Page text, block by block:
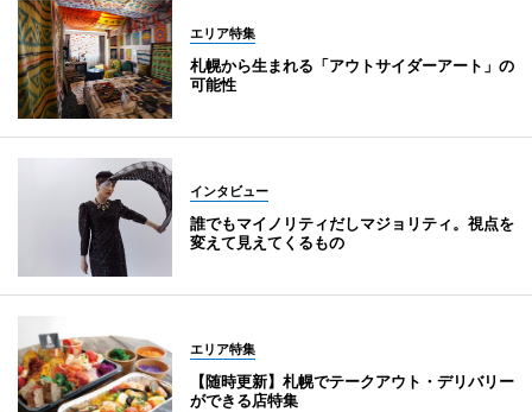
エリア特集
札幌から生まれる「アウトサイダーアート」の
可能性
インタビュー
誰でもマイノリティだしマジョリティ。視点を
変えて見えてくるもの
エリア特集
【随時更新】札幌でテークアウト・デリバリー
ができる店特集